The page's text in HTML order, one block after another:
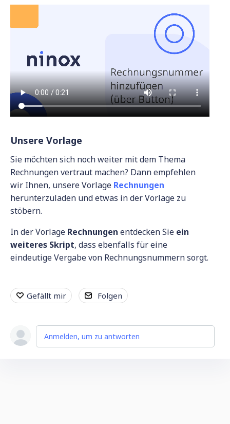
Unsere Vorlage
Sie möchten sich noch weiter mit dem Thema
Rechnungen vertraut machen? Dann empfehlen
wir Ihnen, unsere Vorlage Rechnungen
herunterzuladen und etwas in der Vorlage zu
stöbern.
In der Vorlage Rechnungen entdecken Sie ein
weiteres Skript, dass ebenfalls für eine
eindeutige Vergabe von Rechnungsnummern sorgt.
Gefällt mir Folgen
Anmelden, um zu antworten